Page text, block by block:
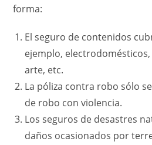
forma:
El seguro de contenidos
ejemplo,
arte, etc.
La póliza contra robo sólo
de robo con violencia.
Los seguros de desastres
daños ocasionados por